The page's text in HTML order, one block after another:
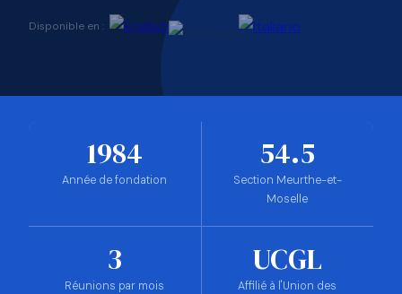
Disponible en :
1984
Année de fondation
54.5
Section Meurthe-et-
Moselle
3
Réunions par mois
UCGL
Affilié à l'Union des